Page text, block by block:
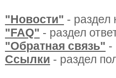
"Новости" - раздел
"FAQ" - раздел
"Обратная связь" -
Ссылки - раздел